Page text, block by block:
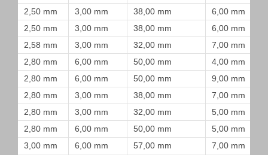
2,50 mm
3,00 mm 38,00 mm
6,00 mm
2,50 mm
3,00 mm 38,00 mm
6,00 mm
2,58 mm
3,00 mm 32,00 mm
7,00 mm
2,80 mm
6,00 mm 50,00 mm
4,00 mm
2,80 mm
6,00 mm 50,00 mm
9,00 mm
2,80 mm
3,00 mm 38,00 mm
7,00 mm
2,80 mm
3,00 mm 32,00 mm
5,00 mm
2,80 mm
6,00 mm 50,00 mm
5,00 mm
3,00 mm
6,00 mm 57,00 mm
7,00 mm